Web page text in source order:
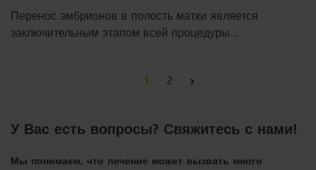
Перенос эмбрионов в полость матки является
заключительным этапом всей процедуры
образ жизни – воздержаться от занятий спортом и
процедуры?
1 2 ›
У Вас есть вопросы? Свяжитесь с нами!
Мы понимаем, что лечение может вызвать много